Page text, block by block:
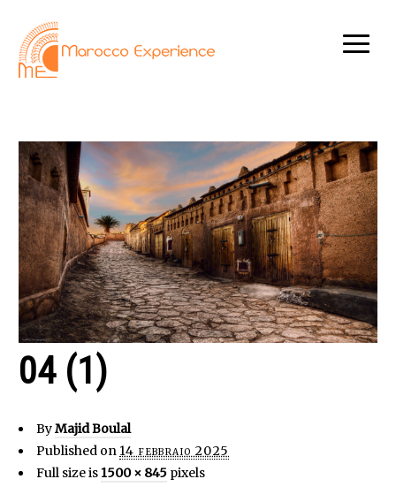
04 (1)
ByMajid Boulal
Published on 14 febbraio 2025
Full size is1500 × 845 pixels